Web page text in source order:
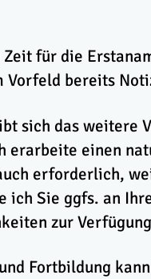
für die
Vorfeld bereits
sich das weitere
erarbeite einen
erforderlich,
ich Sie ggfs. an
zur
Fortbildung